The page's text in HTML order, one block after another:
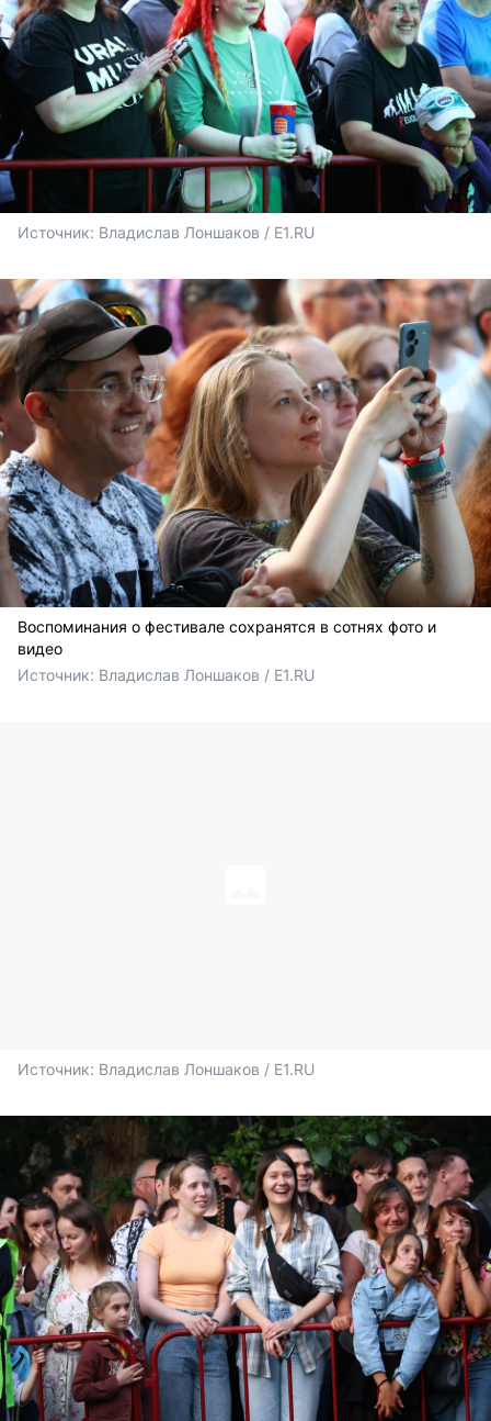
Источник: Владислав Лоншаков / E1.RU
Воспоминания о фестивале сохранятся в сотнях фото и
видео
Источник: Владислав Лоншаков / E1.RU
Источник: Владислав Лоншаков / E1.RU